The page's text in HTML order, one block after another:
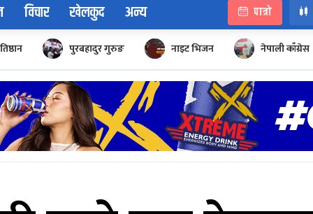
विचार खेलकुद अन्य पात्रो
पुरबहादुर गुरुङ नाइट भिजन नेपाली काँग्रेस